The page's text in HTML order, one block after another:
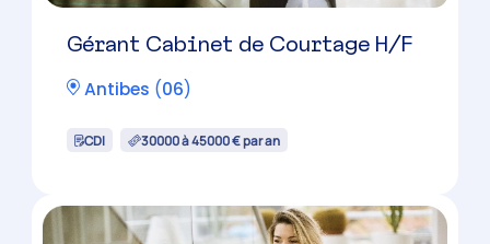
Gérant Cabinet de Courtage H/F
Antibes (06)
CDI 30000 à 45000 € par an